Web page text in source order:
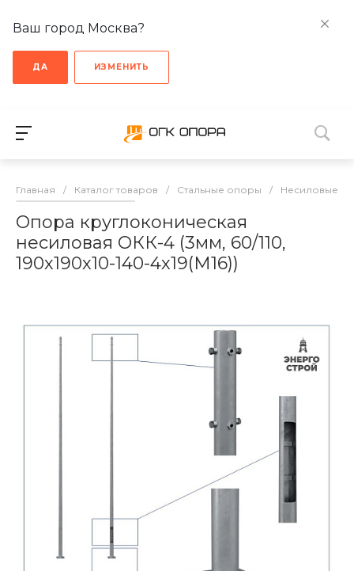
Ваш город Москва?
ДА ИЗМЕНИТЬ
Главная / Каталог товаров / Стальные опоры / Несиловые
Опора круглоконическая
несиловая ОКК-4 (3мм, 60/110,
190х190х10-140-4х19(М16))